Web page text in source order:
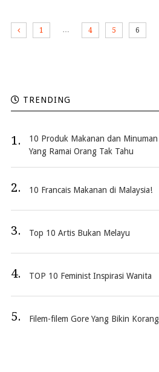
1 … 4 5 6
TRENDING
1.
10 Produk Makanan dan Minuman
Yang Ramai Orang Tak Tahu
2. 10 Francais Makanan di Malaysia!
3. Top 10 Artis Bukan Melayu
4. TOP 10 Feminist Inspirasi Wanita
5. Filem-filem Gore Yang Bikin